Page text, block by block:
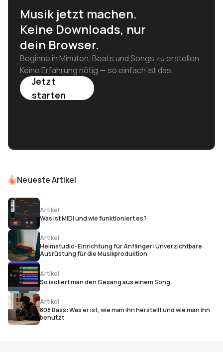
Musik jetzt machen.
Keine Downloads, nur
dein Browser.
Beginne in Minuten, Beats und Songs zu erstellen.
Keine Erfahrung nötig — so einfach ist das.
Jetzt
starten
Neueste Artikel
Artikel
Was ist MIDI und wie funktioniert es?
Artikel
Heimstudio-Einrichtung für Anfänger: Unverzichtbare
Ausrüstung für die Musikproduktion
Artikel
So isoliert man den Gesang aus einem Song
Artikel
808 Bass: Was er ist, wie man ihn herstellt und wie man ihn
benutzt